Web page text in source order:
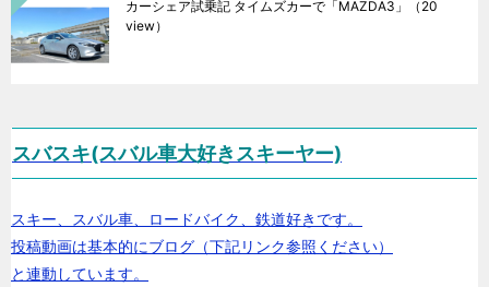
カーシェア試乗記 タイムズカーで「MAZDA3」
（20
view）
スバスキ(スバル車大好きスキーヤー)
スキー、スバル車、ロードバイク、鉄道好きです。
投稿動画は基本的にブログ（下記リンク参照ください）
と連動しています。